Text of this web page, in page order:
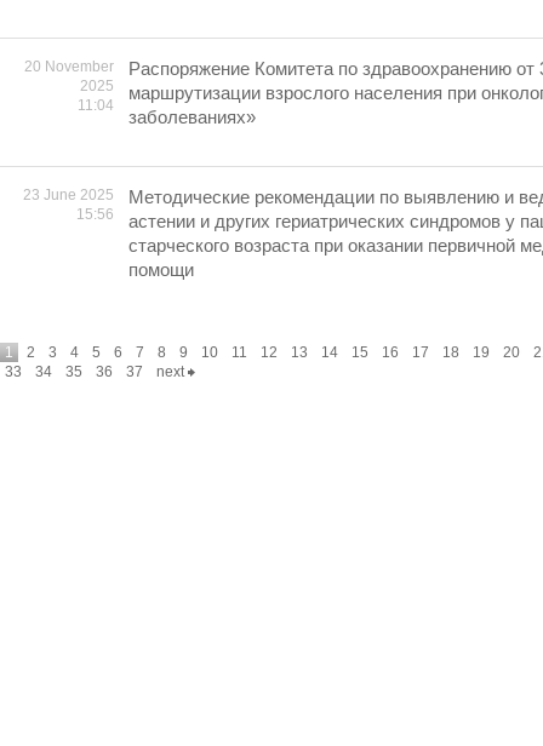
20 November
2025
11:04
Распоряжение Комитета по здравоохранению
маршрутизации взрослого населения при
заболеваниях»
23 June 2025
15:56
Методические рекомендации по выявлению и
астении и других гериатрических синдромов у
старческого возраста при оказании первичной
помощи
1 2 3 4 5 6 7 8 9 10 11 12 13 14 15 16 17 18 19 20
33
34 35 36 37 next